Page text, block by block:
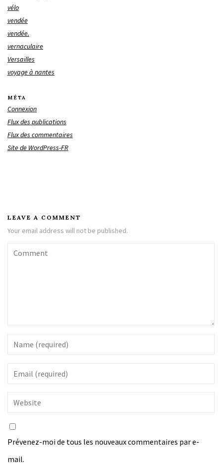
vélo
vendée
vendée.
vernaculaire
Versailles
voyage à nantes
MÉTA
Connexion
Flux des publications
Flux des commentaires
Site de WordPress-FR
LEAVE A COMMENT
Your email address will not be published.
Prévenez-moi de tous les nouveaux commentaires par e-
mail.